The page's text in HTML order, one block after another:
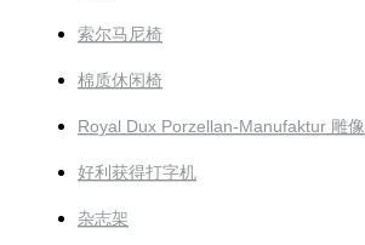
索尔马尼椅
棉质休闲椅
Royal Dux Porzellan-Manufaktur 雕像
好利获得打字机
杂志架